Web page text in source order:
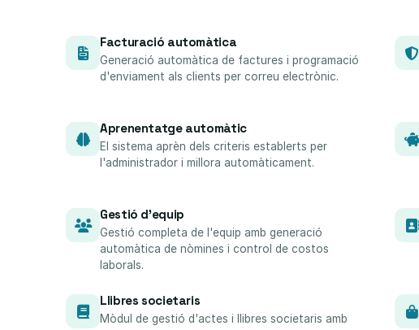
Facturació automàtica
Generació automàtica de factures i programació
d'enviament als clients per correu electrònic.
Aprenentatge automàtic
El sistema aprèn dels criteris establerts per
l'administrador i millora automàticament.
Gestió d'equip
Gestió completa de l'equip amb generació
automàtica de nòmines i control de costos
laborals.
Llibres societaris
Mòdul de gestió d'actes i llibres societaris amb